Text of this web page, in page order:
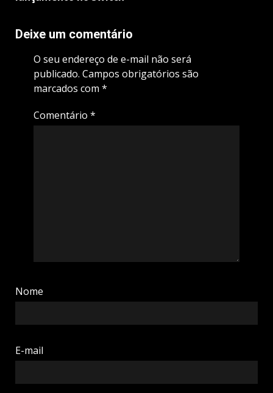
Deixe um comentário
O seu endereço de e-mail não será
publicado. Campos obrigatórios são
marcados com *
Comentário *
Nome
E-mail